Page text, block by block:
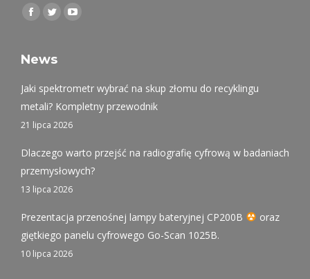
Find us on:
Facebook
opens
new
window
Twitter
opens
new
window
YouTube
new
window
News
Jaki spektrometr wybrać na skup złomu do recyklingu
metali? Kompletny przewodnik
21 lipca 2026
Dlaczego warto przejść na radiografię cyfrową w badaniach
przemysłowych?
13 lipca 2026
Prezentacja przenośnej lampy bateryjnej CP200B
oraz
giętkiego panelu cyfrowego Go-Scan 1025B.
10 lipca 2026